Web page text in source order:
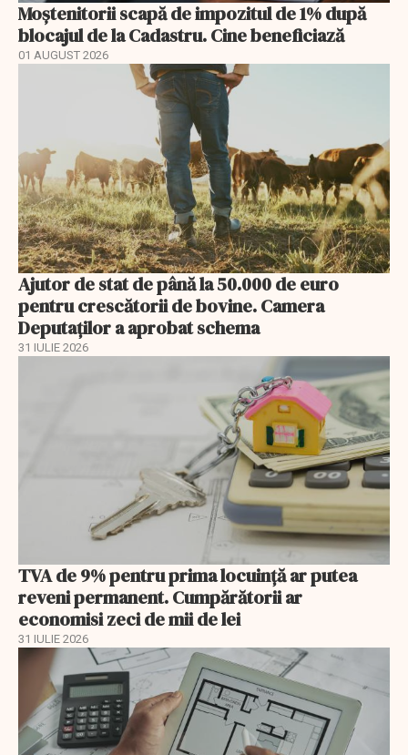
Moștenitorii scapă de impozitul de 1% după
blocajul de la Cadastru. Cine beneficiază
01 AUGUST 2026
Ajutor de stat de până la 50.000 de euro
pentru crescătorii de bovine. Camera
Deputaților a aprobat schema
31 IULIE 2026
TVA de 9% pentru prima locuință ar putea
reveni permanent. Cumpărătorii ar
economisi zeci de mii de lei
31 IULIE 2026